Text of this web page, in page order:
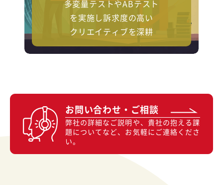
多変量テストやABテスト
を実施し訴求度の高い
クリエイティブを深耕
お問い合わせ・ご相談
弊社の詳細なご説明や、貴社の抱える課
題についてなど、お気軽にご連絡くださ
い。